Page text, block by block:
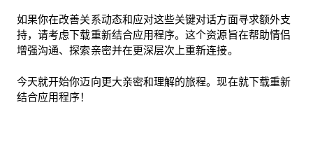
如果你在改善关系动态和应对这些关键对话方面寻求额外支
持，请考虑下载重新结合应用程序。这个资源旨在帮助情侣
增强沟通、探索亲密并在更深层次上重新连接。
今天就开始你迈向更大亲密和理解的旅程。现在就下载重新
结合应用程序！